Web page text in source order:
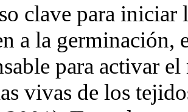
clave para
a la germinación,
para activar
vivas de los